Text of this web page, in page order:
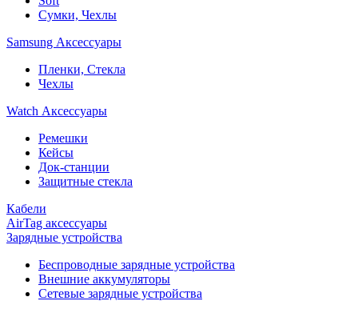
Сумки, Чехлы
Samsung Аксессуары
Пленки, Стекла
Чехлы
Watch Аксессуары
Ремешки
Кейсы
Док-станции
Защитные стекла
Кабели
AirTag аксессуары
Зарядные устройства
Беспроводные зарядные устройства
Внешние аккумуляторы
Сетевые зарядные устройства